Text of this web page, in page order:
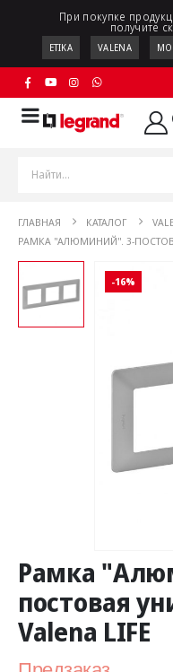
При покупке
получите
ETIKA VALENA
ГЛАВНАЯ КАТАЛОГ
РАМКА "АЛЮМИНИЙ". 3-
-16%
Рамка
постовая
Valena LIFE